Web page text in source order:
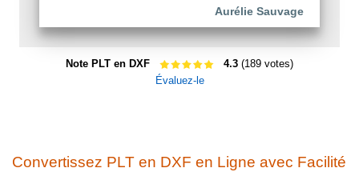
Aurélie Sauvage
Note PLT en DXF 4.3 (189 votes)
Évaluez-le
Convertissez PLT en DXF en Ligne avec Facilité